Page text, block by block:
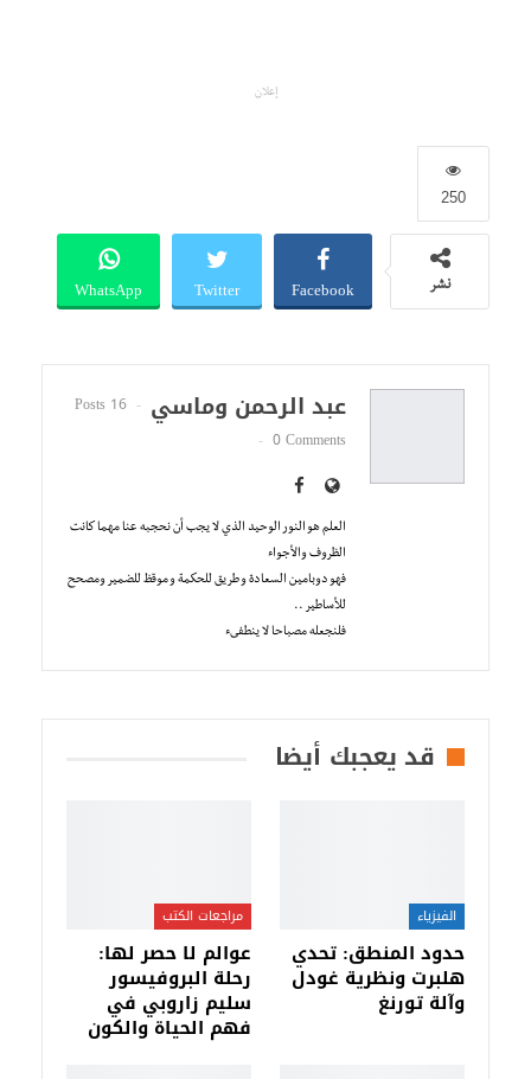
إعلان
250
نشر Facebook
Twitter
WhatsApp
عبد الرحمن وماسي
16 Posts
0 Comments
العلم هو النور الوحيد الذي لا يجب أن نحجبه عنا مهما كانت
الظروف والأجواء
فهو دوبامين السعادة و طريق للحكمة و موقظ للضمير ومصحح
للأساطير ..
فلنجعله مصباحا لا ينطفىء
قد يعجبك أيضا
الفيزياء
حدود المنطق: تحدي
هلبرت ونظرية غودل
وآلة تورنغ
مراجعات الكتب
عوالم لا حصر لها:
رحلة البروفيسور
سليم زاروبي في
فهم الحياة والكون